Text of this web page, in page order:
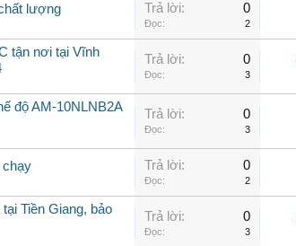
lượng Trả lời: 0
Đọc: 2
tận nơi tại Vĩnh
Trả lời: 0
Đọc: 3
độ AM-10NLNB2A
Trả lời: 0
Đọc: 3
chạy Trả lời: 0
Đọc: 2
Tiền Giang, bảo
Trả lời: 0
Đọc: 3